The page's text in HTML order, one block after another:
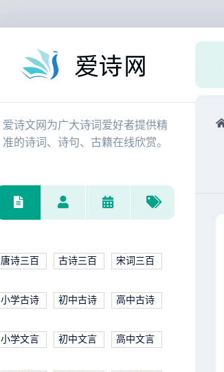
爱诗文网为广大诗词爱好者提供精
准的诗词、诗句、古籍在线欣赏。
唐诗三百 古诗三百 宋词三百
小学古诗 初中古诗 高中古诗
小学文言 初中文言 高中文言